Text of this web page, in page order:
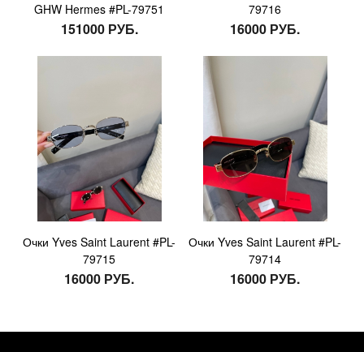
GHW Hermes #PL-79751
151000 РУБ.
79716
16000 РУБ.
Очки Yves Saint Laurent #PL-
79715
16000 РУБ.
Очки Yves Saint Laurent #PL-
79714
16000 РУБ.